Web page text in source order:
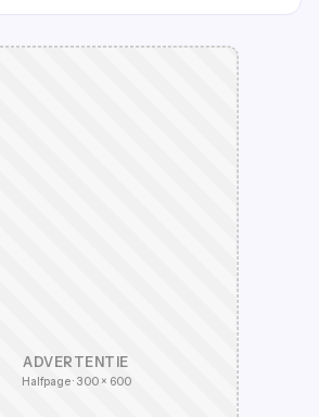
ADVERTENTIE
Halfpage · 300 × 600